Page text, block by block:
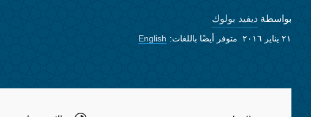
بواسطة ديفيد بولوك
٢١ يناير ٢٠١٦ متوفر أيضًا باللغات: English